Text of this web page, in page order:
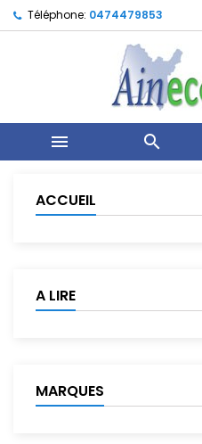
Téléphone: 0474479853
 
ACCUEIL
A LIRE
MARQUES